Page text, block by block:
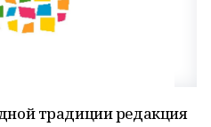
традиции редакция